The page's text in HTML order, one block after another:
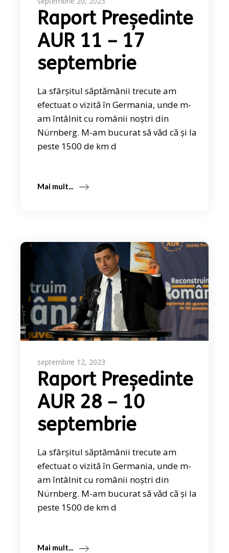
Raport Președinte
AUR 11 – 17
septembrie
La sfârșitul săptămânii trecute am
efectuat o vizită în Germania, unde m-
am întâlnit cu românii noștri din
Nürnberg. M-am bucurat să văd că și la
peste 1500 de km d
Mai mult...
septembrie 12, 2023
Raport Președinte
AUR 28 – 10
septembrie
La sfârșitul săptămânii trecute am
efectuat o vizită în Germania, unde m-
am întâlnit cu românii noștri din
Nürnberg. M-am bucurat să văd că și la
peste 1500 de km d
Mai mult...